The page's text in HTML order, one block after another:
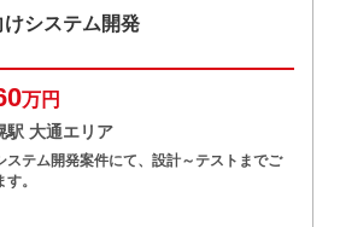
けシステム開発
万円
大通エリア
ステム開発案件にて、設計～テストまでご
。